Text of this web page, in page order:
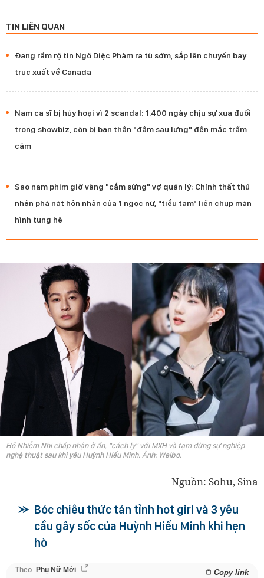
TIN LIÊN QUAN
Đang rầm rộ tin Ngô Diệc Phàm ra tù sớm, sắp lên chuyến bay
trục xuất về Canada
Nam ca sĩ bị hủy hoại vì 2 scandal: 1.400 ngày chịu sự xua đuổi
trong showbiz, còn bị bạn thân "đâm sau lưng" đến mắc trầm
cảm
Sao nam phim giờ vàng "cắm sừng" vợ quản lý: Chính thất thú
nhận phá nát hôn nhân của 1 ngọc nữ, "tiểu tam" liền chụp màn
hình tung hê
Hồ Nhiễm Nhi chấp nhận ở ẩn, "cách ly" với MXH và tạm dừng sự nghiệp
nghệ thuật sau khi yêu Huỳnh Hiểu Minh. Ảnh: Weibo.
Nguồn: Sohu, Sina
Bóc chiêu thức tán tỉnh hot girl và 3 yêu
cầu gây sốc của Huỳnh Hiểu Minh khi hẹn
hò
Theo Phụ Nữ Mới Copy link